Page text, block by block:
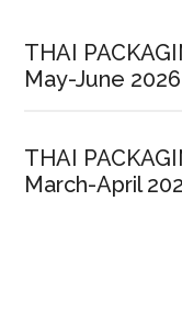
THAI
May-June 2026
THAI
March-April